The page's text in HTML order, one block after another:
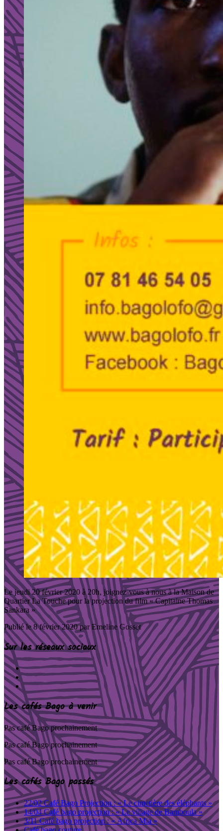
Le jeudi 20 février 2020 à 20h, joignez-vous à nous à la Maison de
Quartier La Touche pour la projection du film « Capitaine Thomas
Sankara »
Publié le8 février 2020par Emeline Gosset
Sur les réseaux sociaux
Les cafés Bago à venir
Pas café Bago prochainement
Pas café Bago prochainement
Pas café Bago prochainement
Les cafés Bago passés
22/02 Café Bago Projection : « Le cimetière des éléphants »
14/04 Café bago projection : « Le village de Bamboula »
3/11 Café bago projection : « Africa Mia »